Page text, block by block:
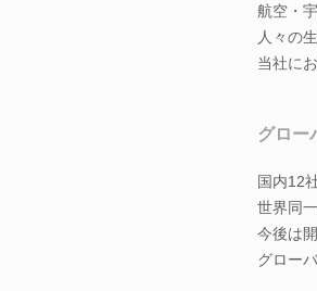
航空・
人々の
当社に
グロー
国内12
世界同
今後は
グロー